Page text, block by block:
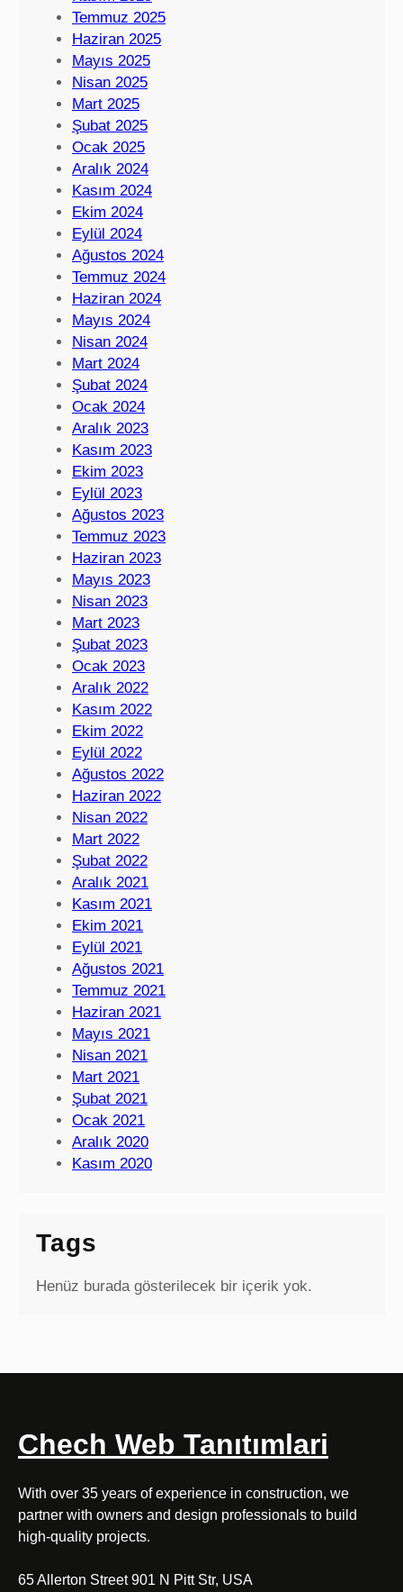
Temmuz 2025
Haziran 2025
Mayıs 2025
Nisan 2025
Mart 2025
Şubat 2025
Ocak 2025
Aralık 2024
Kasım 2024
Ekim 2024
Eylül 2024
Ağustos 2024
Temmuz 2024
Haziran 2024
Mayıs 2024
Nisan 2024
Mart 2024
Şubat 2024
Ocak 2024
Aralık 2023
Kasım 2023
Ekim 2023
Eylül 2023
Ağustos 2023
Temmuz 2023
Haziran 2023
Mayıs 2023
Nisan 2023
Mart 2023
Şubat 2023
Ocak 2023
Aralık 2022
Kasım 2022
Ekim 2022
Eylül 2022
Ağustos 2022
Haziran 2022
Nisan 2022
Mart 2022
Şubat 2022
Aralık 2021
Kasım 2021
Ekim 2021
Eylül 2021
Ağustos 2021
Temmuz 2021
Haziran 2021
Mayıs 2021
Nisan 2021
Mart 2021
Şubat 2021
Ocak 2021
Aralık 2020
Kasım 2020
Tags
Henüz burada gösterilecek bir içerik yok.
Chech Web Tanıtımlari
With over 35 years of experience in construction, we
partner with owners and design professionals to build
high-quality projects.
65 Allerton Street 901 N Pitt Str, USA